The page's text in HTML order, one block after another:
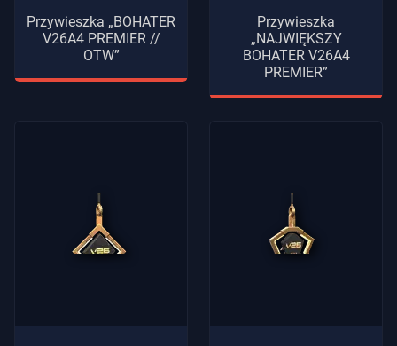
Przywieszka „BOHATER
V26A4 PREMIER //
OTW”
Przywieszka
„NAJWIĘKSZY
BOHATER V26A4
PREMIER”